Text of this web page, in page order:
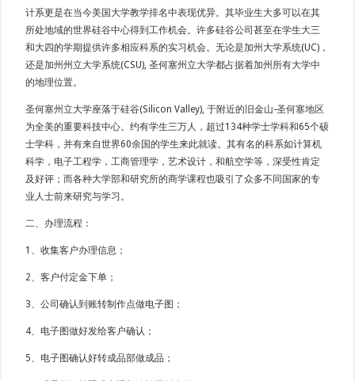
计系更是在当今美国大学教学排名中表现优异。其毕业生大多可以在其
所处地域的世界硅谷中心得到工作机会。许多硅谷公司甚至在学生大三
和大四的学期提供许多相应科系的实习机会。无论是加州大学系统(UC)，
还是加州州立大学系统(CSU), 圣何塞州立大学都占据着加州所有大学中
的地理位置。
圣何塞州立大学座落于硅谷(Silicon Valley), 于附近的旧金山-圣何塞地区
为全美的重要科技中心。约有学生三万人，超过134种学士学科和65个硕
士学科，并有来自世界60余国的学生来此就读。其有名的科系如计算机
科学，电子工程学，工商管理学，艺术设计，和航空学等，深受性肯定
及好评；而各种大学部和研究所的商学课程也吸引了众多不同国家的专
业人士前来研究与学习。
二、办理流程：
1、收集客户办理信息；
2、客户付定金下单；
3、公司确认到账转制作点做电子图；
4、电子图做好发给客户确认；
5、电子图确认好转成品部做成品；